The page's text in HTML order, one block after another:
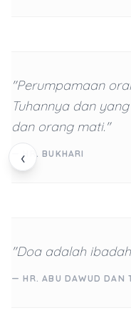
‹
"Perumpamaan
Tuhannya dan
dan orang mati."
— HR. BUKHARI
"Doa adalah
— HR. ABU DAWUD DAN